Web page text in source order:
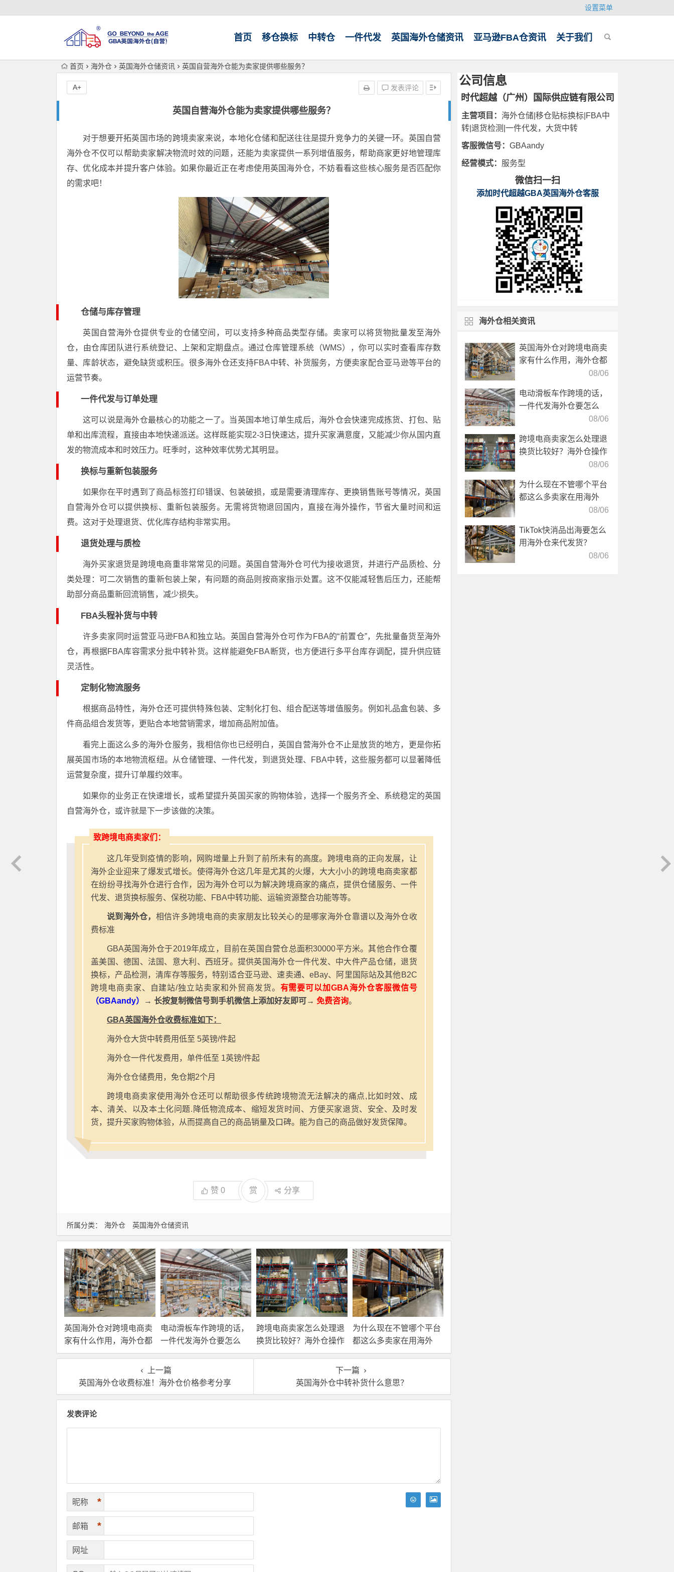
设置菜单
首页 移仓换标 中转仓 一件代发 英国海外仓储资讯 亚马逊FBA仓资讯 关于我们
首页 海外仓 英国海外仓储资讯 英国自营海外仓能为卖家提供哪些服务？
英国自营海外仓能为卖家提供哪些服务？
发表评论
A+
所属分类： 海外仓 英国海外仓储资讯
对于想要开拓英国市场的跨境卖家来说，本地化仓储和配送往往是提升竞争力的关键一环。英国自营
海外仓不仅可以帮助卖家解决物流时效的问题，还能为卖家提供一系列增值服务，帮助商家更好地管理库
存、优化成本并提升客户体验。如果你最近正在考虑使用英国海外仓，不妨看看这些核心服务是否匹配你
的需求吧！
仓储与库存管理
英国自营海外仓提供专业的仓储空间，可以支持多种商品类型存储。卖家可以将货物批量发至海外
仓，由仓库团队进行系统登记、上架和定期盘点。通过仓库管理系统（WMS），你可以实时查看库存数
量、库龄状态，避免缺货或积压。很多海外仓还支持FBA中转、补货服务，方便卖家配合亚马逊等平台的
运营节奏。
一件代发与订单处理
这可以说是海外仓最核心的功能之一了。当英国本地订单生成后，海外仓会快速完成拣货、打包、贴
单和出库流程，直接由本地快递派送。这样既能实现2-3日快速达，提升买家满意度，又能减少你从国内直
发的物流成本和时效压力。旺季时，这种效率优势尤其明显。
换标与重新包装服务
如果你在平时遇到了商品标签打印错误、包装破损，或是需要清理库存、更换销售账号等情况，英国
自营海外仓可以提供换标、重新包装服务。无需将货物退回国内，直接在海外操作，节省大量时间和运
费。这对于处理退货、优化库存结构非常实用。
退货处理与质检
海外买家退货是跨境电商重非常常见的问题。英国自营海外仓可代为接收退货，并进行产品质检、分
类处理：可二次销售的重新包装上架，有问题的商品则按商家指示处置。这不仅能减轻售后压力，还能帮
助部分商品重新回流销售，减少损失。
FBA头程补货与中转
许多卖家同时运营亚马逊FBA和独立站。英国自营海外仓可作为FBA的“前置仓”，先批量备货至海外
仓，再根据FBA库容需求分批中转补货。这样能避免FBA断货，也方便进行多平台库存调配，提升供应链
灵活性。
定制化物流服务
根据商品特性，海外仓还可提供特殊包装、定制化打包、组合配送等增值服务。例如礼品盒包装、多
件商品组合发货等，更贴合本地营销需求，增加商品附加值。
看完上面这么多的海外仓服务，我相信你也已经明白，英国自营海外仓不止是放货的地方，更是你拓
展英国市场的本地物流枢纽。从仓储管理、一件代发，到退货处理、FBA中转，这些服务都可以显著降低
运营复杂度，提升订单履约效率。
如果你的业务正在快速增长，或希望提升英国买家的购物体验，选择一个服务齐全、系统稳定的英国
自营海外仓，或许就是下一步该做的决策。
致跨境电商卖家们：
这几年受到疫情的影响，网购增量上升到了前所未有的高度。跨境电商的正向发展，让
海外企业迎来了爆发式增长。使得海外仓这几年是尤其的火爆，大大小小的跨境电商卖家都
在纷纷寻找海外仓进行合作，因为海外仓可以为解决跨境商家的痛点，提供仓储服务、一件
代发、退货换标服务、保税功能、FBA中转功能、运输资源整合功能等等。
说到海外仓， 相信许多跨境电商的卖家朋友比较关心的是哪家海外仓靠谱以及海外仓收
费标准
GBA英国海外仓于2019年成立，目前在英国自营仓总面积30000平方米。其他合作仓覆
盖美国、德国、法国、意大利、西班牙。提供英国海外仓一件代发、中大件产品仓储，退货
换标，产品检测，清库存等服务，特别适合亚马逊、速卖通、eBay、阿里国际站及其他B2C
跨境电商卖家、自建站/独立站卖家和外贸商发货。 有需要可以加GBA海外仓客服微信号
（GBAandy）
→ 长按复制微信号到手机微信上添加好友即可→ 免费咨询。
GBA英国海外仓收费标准如下：
海外仓大货中转费用低至 5英镑/件起
海外仓一件代发费用，单件低至 1英镑/件起
海外仓仓储费用，免仓期2个月
跨境电商卖家使用海外仓还可以帮助很多传统跨境物流无法解决的痛点,比如时效、成
本、清关、以及本土化问题.降低物流成本、缩短发货时间、方便买家退货、安全、及时发
货，提升买家购物体验，从而提高自己的商品销量及口碑。能为自己的商品做好发货保障。
赞 0 赏 分享
英国海外仓对跨境电商卖
家有什么作用，海外仓都
有哪些核心服务？
电动滑板车作跨境的话，
一件代发海外仓要怎么
选？
跨境电商卖家怎么处理退
换货比较好？海外仓操作
靠谱吗？
为什么现在不管哪个平台
都这么多卖家在用海外
仓？
上一篇
英国海外仓收费标准！海外仓价格参考分享
下一篇
英国海外仓中转补货什么意思？
发表评论
昵称 *
邮箱 *
网址
公司信息
时代超越（广州）国际供应链有限公司
主营项目： 海外仓储|移仓贴标换标|FBA中
转|退货检测|一件代发，大货中转
客服微信号： GBAandy
经营模式： 服务型
微信扫一扫
添加时代超越GBA英国海外仓客服
海外仓相关资讯
英国海外仓对跨境电商卖
家有什么作用，海外仓都
08/06
电动滑板车作跨境的话，
一件代发海外仓要怎么
08/06
跨境电商卖家怎么处理退
换货比较好？海外仓操作
08/06
为什么现在不管哪个平台
都这么多卖家在用海外
08/06
TikTok快消品出海要怎么
用海外仓来代发货？
08/06